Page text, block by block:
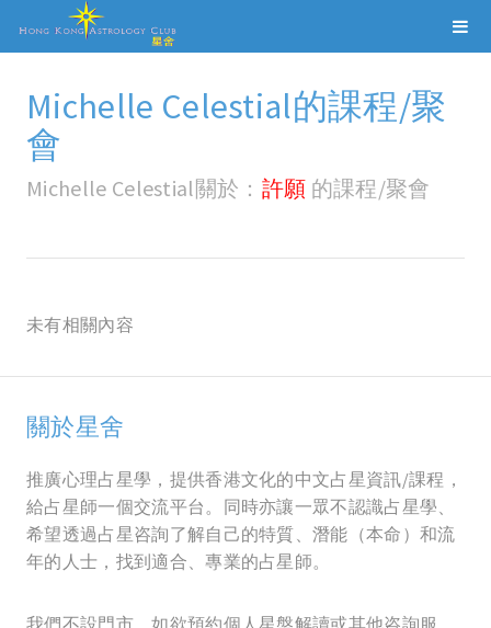
Michelle Celestial的課程/聚
會
Michelle Celestial關於： 許願 的課程/聚會
未有相關內容
關於星舍
推廣心理占星學，提供香港文化的中文占星資訊/課程，
給占星師一個交流平台。同時亦讓一眾不認識占星學、
希望透過占星咨詢了解自己的特質、潛能（本命）和流
年的人士，找到適合、專業的占星師。